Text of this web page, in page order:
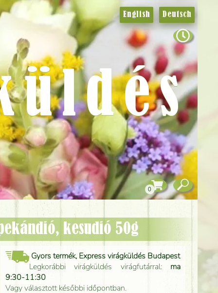
kesudió 50g
Gyors termék, Express virágküldés Budapest
Legkorábbi virágküldés virágfutárral: ma
9:30-11:30
Vagy választott későbbi időpontban.
English Deutsch
0